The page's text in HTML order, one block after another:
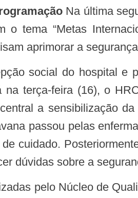
Na última
o tema “Metas
aprimorar a
terça-feira (16), o
a sensibilização
passou pelas
cuidado.
dúvidas sobre a
pelo Núcleo de